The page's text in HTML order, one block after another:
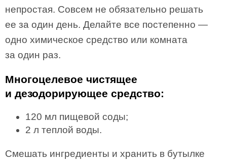
непростая. Совсем не обязательно решать
ее за один день. Делайте все постепенно —
одно химическое средство или комната
за один раз.
Многоцелевое чистящее
и дезодорирующее средство:
120 мл пищевой соды;
2 л теплой воды.
Смешать ингредиенты и хранить в бутылке